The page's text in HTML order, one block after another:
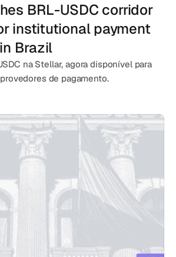
BRL-USDC corridor
institutional payment
Brazil
na Stellar, agora disponível para
de pagamento.